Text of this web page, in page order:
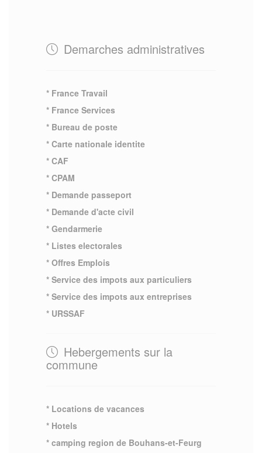
Demarches administratives
* France Travail
* France Services
* Bureau de poste
* Carte nationale identite
* CAF
* CPAM
* Demande passeport
* Demande d'acte civil
* Gendarmerie
* Listes electorales
* Offres Emplois
* Service des impots aux particuliers
* Service des impots aux entreprises
* URSSAF
Hebergements sur la
commune
* Locations de vacances
* Hotels
* camping region de Bouhans-et-Feurg